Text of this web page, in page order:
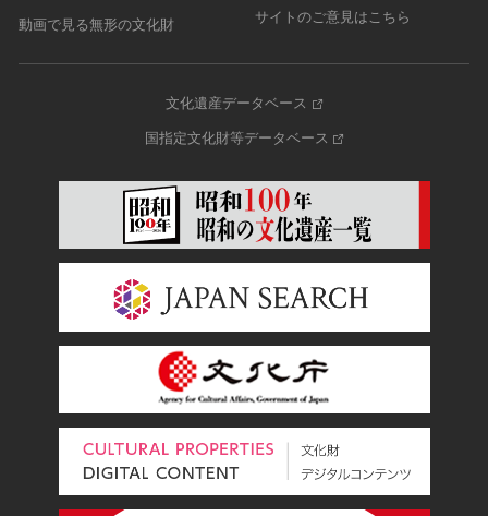
動画で見る無形の文化財 サイトのご意見はこちら
文化遺産データベース
国指定文化財等データベース